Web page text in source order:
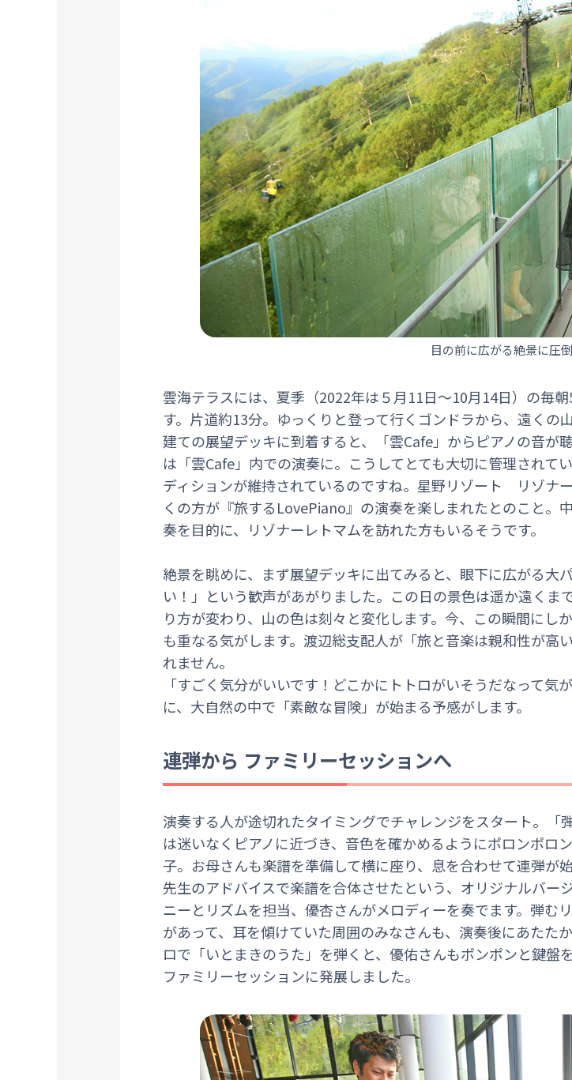
目の前に広がる絶景に圧
雲海テラスには、夏季（2022年は５月11日～10月14日）の毎
す。片道約13分。ゆっくりと登って行くゴンドラから、遠くの
建ての展望デッキに到着すると、「雲Cafe」からピアノの音が
は「雲Cafe」内での演奏に。こうしてとても大切に管理されて
ディションが維持されているのですね。星野リゾート リゾナ
くの方が『旅するLovePiano』の演奏を楽しまれたとのこと。
奏を目的に、リゾナーレトマムを訪れた方もいるそうです。
絶景を眺めに、まず展望デッキに出てみると、眼下に広がる大
い！」という歓声があがりました。この日の景色は遥か遠く
り方が変わり、山の色は刻々と変化します。今、この瞬間にし
も重なる気がします。渡辺総支配人が「旅と音楽は親和性が高
れません。
「すごく気分がいいです！どこかにトトロがいそうだなって
に、大自然の中で「素敵な冒険」が始まる予感がします。
連弾から ファミリーセッションへ
演奏する人が途切れたタイミングでチャレンジをスタート。「
は迷いなくピアノに近づき、音色を確かめるようにポロンポロ
子。お母さんも楽譜を準備して横に座り、息を合わせて連弾が
先生のアドバイスで楽譜を合体させたという、オリジナルバー
ニーとリズムを担当、優杏さんがメロディーを奏でます。弾む
があって、耳を傾けていた周囲のみなさんも、演奏後にあたた
ロで「いとまきのうた」を弾くと、優佑さんもポンポンと鍵盤
ファミリーセッションに発展しました。